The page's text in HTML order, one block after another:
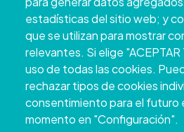
estadísticas del sitio web; y
que se utilizan para mostrar
relevantes. Si elige
uso de todas las cookies.
rechazar tipos de cookies
consentimiento para el futuro
momento en "Configuración".